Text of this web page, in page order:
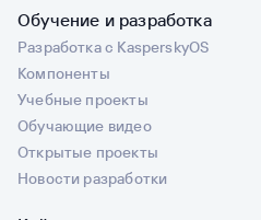
Обучение и разработка
Разработка с KasperskyOS
Компоненты
Учебные проекты
Обучающие видео
Открытые проекты
Новости разработки